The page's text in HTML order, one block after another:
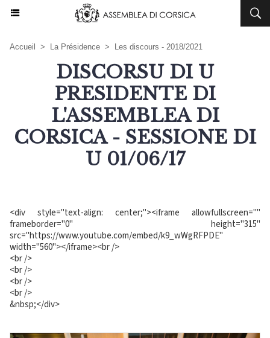
Accueil > La Présidence > Les discours - 2018/2021
DISCORSU DI U
PRESIDENTE DI
L'ASSEMBLEA DI
CORSICA - SESSIONE DI
U 01/06/17
<div style="text-align: center;"><iframe allowfullscreen=""
frameborder="0" height="315"
src="https://www.youtube.com/embed/k9_wWgRFPDE"
width="560"></iframe><br />
<br />
<br />
<br />
<br />
&nbsp;</div>